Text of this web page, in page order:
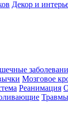
Декор и
Мозговое
Реанимация